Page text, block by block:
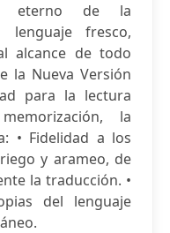
eterno de la
fresco,
alcance de todo
la Nueva Versión
para la lectura
la
• Fidelidad a los
y arameo, de
la traducción. •
del lenguaje